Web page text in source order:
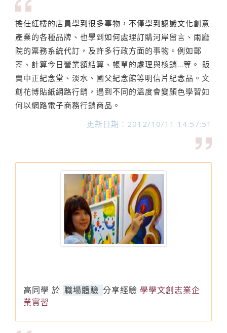
擔任紅樓的店員學到很多事物，不僅學到認識文化創意
產業的各種品牌、也學到如何處理訂購河岸留言、兩廳
院的票務系統代訂，及許多行政方面的事物。例如郵
寄、計算今日營業額結算、帳單的處理與核銷…等。 販
賣中正紀念堂、淡水、國父紀念館等明信片紀念品。文
創花博貼紙網路行銷，遇到不同的溫度會變顏色學習如
何以網路電子商務行銷商品。
更新日期：2012/10/11 14:57:51
高同學 於 職場體驗 分享經驗 學學文創志業企
業實習